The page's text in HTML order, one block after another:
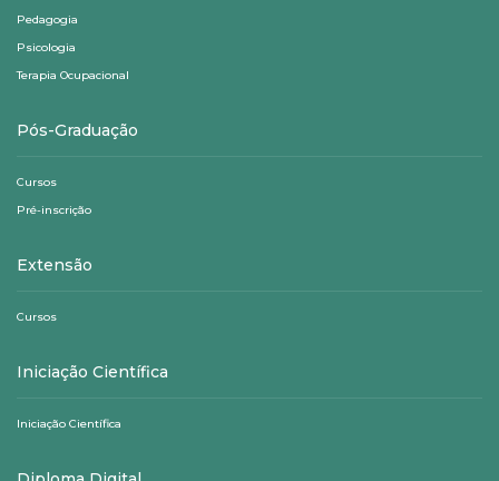
Pedagogia
Psicologia
Terapia Ocupacional
Pós-Graduação
Cursos
Pré-inscrição
Extensão
Cursos
Iniciação Científica
Iniciação Científica